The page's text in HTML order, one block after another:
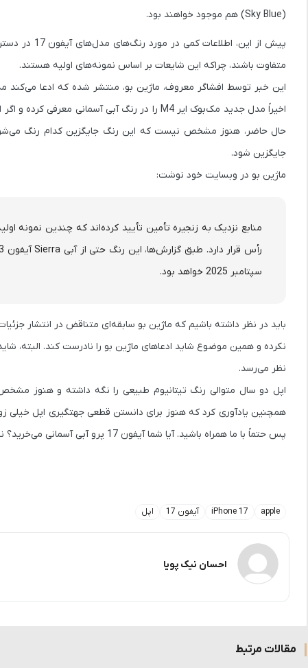
(Sky Blue) هم موجود خواهند بود.
پیش از
متفاوت باشند، چراکه این شایعات بر اساس نمونه‌های اولیه هستند.
جایگزین شود.
ماژین بو در وبسایت خود نوشت:
سپتامبر 2025 خواهد بود.
باید در نظر داشته باشیم که ماژین بو سابقه‌ای متناقض در انتشار
نکرده و همین موضوع شاید ادعاهای ماژین بو را نادرست کند. البته،
نظر می‌رسد.
همچنین یادآوری کرد که هنوز برای دانستن قطعی جهتگیری اپل خیلی
پس حتماً با ما همراه باشید. آیا شما آیفون 17 پرو آبی آسمانی می‌خرید؟ نظراتتان را با ما به اشتراک بگذارید.
apple
iPhone 17 آیفون 17 اپل
احسان نیک پویا
مقالات مرتبط